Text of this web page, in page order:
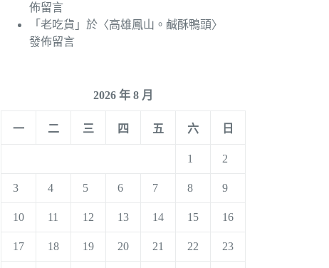
佈留言
「老吃貨 」於〈高雄鳳山。鹹酥鴨頭〉
發佈留言
2026 年 8 月
一 二 三 四 五 六 日
1 2
3 4 5 6 7 8 9
10 11 12 13 14 15 16
17 18 19 20 21 22 23